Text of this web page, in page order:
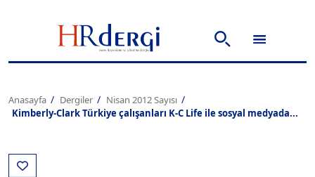
Anasayfa Dergiler
Nisan 2012 Sayısı
Kimberly-Clark Türkiye çalışanları K-C Life ile sosyal medyada...